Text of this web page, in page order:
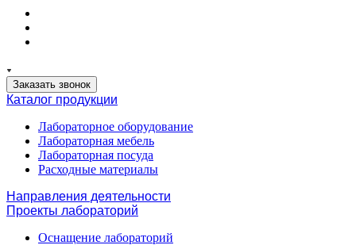
Заказать звонок
Каталог продукции
Лабораторное оборудование
Лабораторная мебель
Лабораторная посуда
Расходные материалы
Направления деятельности
Проекты лабораторий
Оснащение лабораторий